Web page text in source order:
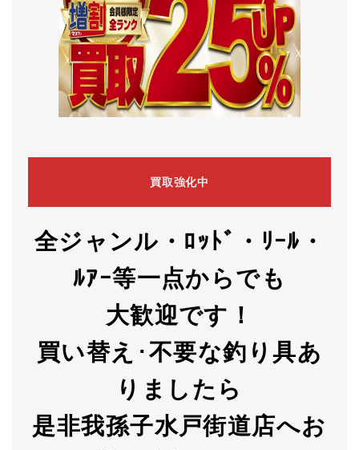
買取強化中
全ジャンル・ﾛｯﾄﾞ・ﾘｰﾙ・
ﾙｱｰ等一点からでも
大歓迎です！
買い替え ･不要な釣り具あ
りましたら
是非我孫子水戸街道店へお